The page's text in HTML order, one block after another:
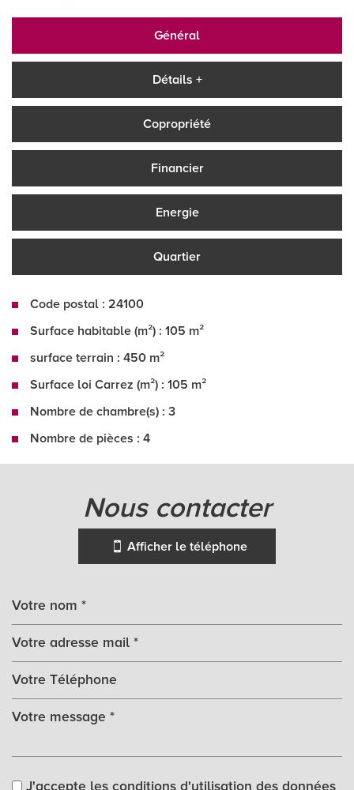
Général
Détails +
Copropriété
Financier
Energie
Quartier
Code postal : 24100
Surface habitable (m²) : 105 m²
surface terrain : 450 m²
Surface loi Carrez (m²) : 105 m²
Nombre de chambre(s) : 3
Nombre de pièces : 4
la ville de bergerac (24100)
Collège
nous contacter
Afficher le téléphone